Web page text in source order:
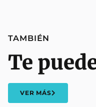
TAMBIÉN
Te
VER MÁS